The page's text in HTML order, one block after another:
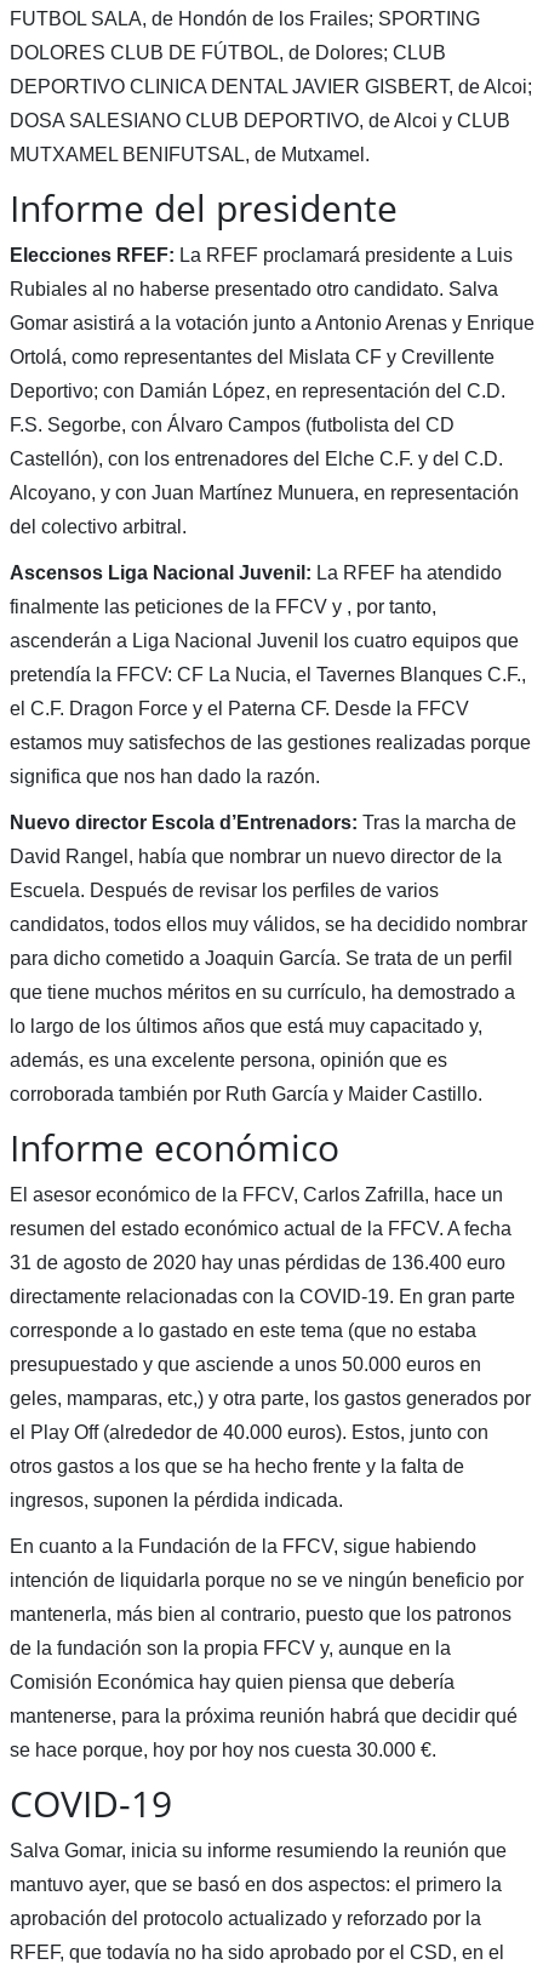
FUTBOL SALA, de Hondón de los Frailes; SPORTING
DOLORES CLUB DE FÚTBOL, de Dolores; CLUB
DEPORTIVO CLINICA DENTAL JAVIER GISBERT, de Alcoi;
DOSA SALESIANO CLUB DEPORTIVO, de Alcoi y CLUB
MUTXAMEL BENIFUTSAL, de Mutxamel.
Informe del presidente
Elecciones RFEF: La RFEF proclamará presidente a Luis
Rubiales al no haberse presentado otro candidato. Salva
Gomar asistirá a la votación junto a Antonio Arenas y Enrique
Ortolá, como representantes del Mislata CF y Crevillente
Deportivo; con Damián López, en representación del C.D.
F.S. Segorbe, con Álvaro Campos (futbolista del CD
Castellón), con los entrenadores del Elche C.F. y del C.D.
Alcoyano, y con Juan Martínez Munuera, en representación
del colectivo arbitral.
Ascensos Liga Nacional Juvenil: La RFEF ha atendido
finalmente las peticiones de la FFCV y , por tanto,
ascenderán a Liga Nacional Juvenil los cuatro equipos que
pretendía la FFCV: CF La Nucia, el Tavernes Blanques C.F.,
el C.F. Dragon Force y el Paterna CF. Desde la FFCV
estamos muy satisfechos de las gestiones realizadas porque
significa que nos han dado la razón.
Nuevo director Escola d’Entrenadors: Tras la marcha de
David Rangel, había que nombrar un nuevo director de la
Escuela. Después de revisar los perfiles de varios
candidatos, todos ellos muy válidos, se ha decidido nombrar
para dicho cometido a Joaquin García. Se trata de un perfil
que tiene muchos méritos en su currículo, ha demostrado a
lo largo de los últimos años que está muy capacitado y,
además, es una excelente persona, opinión que es
corroborada también por Ruth García y Maider Castillo.
Informe económico
El asesor económico de la FFCV, Carlos Zafrilla, hace un
resumen del estado económico actual de la FFCV. A fecha
31 de agosto de 2020 hay unas pérdidas de 136.400 euro
directamente relacionadas con la COVID-19. En gran parte
corresponde a lo gastado en este tema (que no estaba
presupuestado y que asciende a unos 50.000 euros en
geles, mamparas, etc,) y otra parte, los gastos generados por
el Play Off (alrededor de 40.000 euros). Estos, junto con
otros gastos a los que se ha hecho frente y la falta de
ingresos, suponen la pérdida indicada.
En cuanto a la Fundación de la FFCV, sigue habiendo
intención de liquidarla porque no se ve ningún beneficio por
mantenerla, más bien al contrario, puesto que los patronos
de la fundación son la propia FFCV y, aunque en la
Comisión Económica hay quien piensa que debería
mantenerse, para la próxima reunión habrá que decidir qué
se hace porque, hoy por hoy nos cuesta 30.000 €.
COVID-19
Salva Gomar, inicia su informe resumiendo la reunión que
mantuvo ayer, que se basó en dos aspectos: el primero la
aprobación del protocolo actualizado y reforzado por la
RFEF, que todavía no ha sido aprobado por el CSD, en el